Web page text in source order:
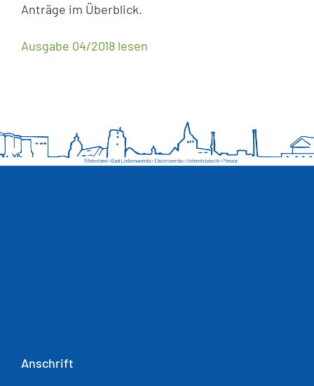
Anträge im Überblick.
Ausgabe 04/2018 lesen
Anschrift